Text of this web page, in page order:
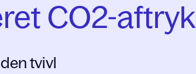
CO2-aftryk
tvivl